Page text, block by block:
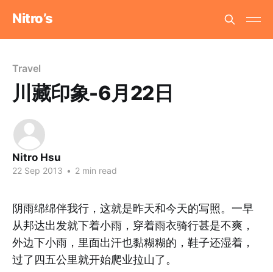
Nitro’s
Travel
川藏印象-6月22日
Nitro Hsu
22 Sep 2013 • 2 min read
阴雨绵绵伴我行，这就是昨天和今天的写照。一早
从邦达出发就下着小雨，穿着雨衣骑行甚是不爽，
外边下小雨，里面出汗也黏糊糊的，鞋子还湿着，
过了四五公里就开始爬业拉山了。